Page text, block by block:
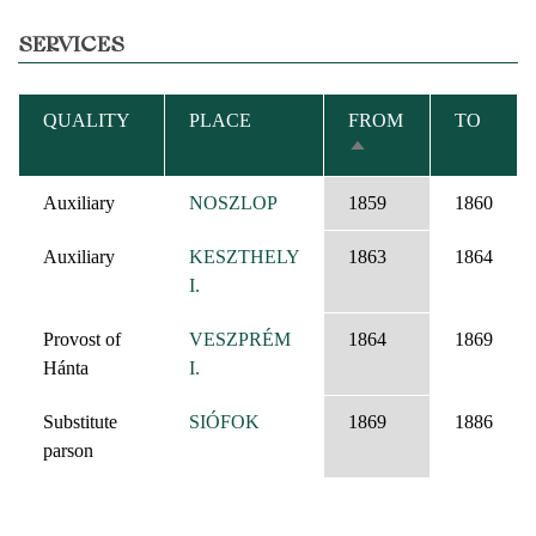
SERVICES
QUALITY PLACE
FROM
SORT
DESCENDING
TO
Auxiliary NOSZLOP 1859 1860
Auxiliary
KESZTHELY
I.
1863 1864
Provost of
Hánta
VESZPRÉM
I.
1864 1869
Substitute
parson
SIÓFOK 1869 1886